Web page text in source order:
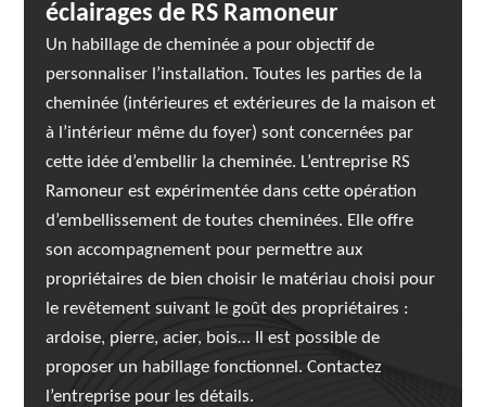
éclairages de RS Ramoneur
Un habillage de cheminée a pour objectif de
personnaliser l’installation. Toutes les parties de la
cheminée (intérieures et extérieures de la maison et
à l’intérieur même du foyer) sont concernées par
cette idée d’embellir la cheminée. L’entreprise RS
Ramoneur est expérimentée dans cette opération
d’embellissement de toutes cheminées. Elle offre
son accompagnement pour permettre aux
propriétaires de bien choisir le matériau choisi pour
le revêtement suivant le goût des propriétaires :
ardoise, pierre, acier, bois… Il est possible de
proposer un habillage fonctionnel. Contactez
l’entreprise pour les détails.